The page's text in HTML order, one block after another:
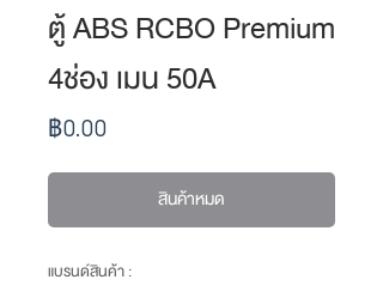
ตู้ ABS RCBO Premium
4ช่อง เมน 50A
฿0.00ราคา
สินค้าหมด
แบรนด์สินค้า :